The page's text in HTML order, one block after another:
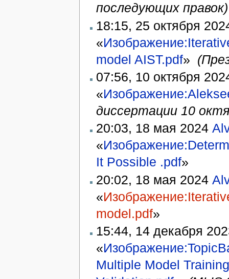
последующих
18:15, 25 октября
«
model AIST.pdf» ‎
07:56, 10 октября
«
диссертации 10
20:03, 18 мая 2024
«
It Possible .pdf» ‎
20:02, 18 мая 2024
«
model.pdf» ‎
15:44, 14 декабря
«
Multiple Model